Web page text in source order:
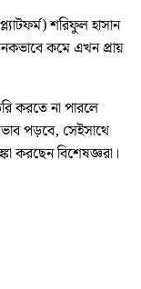
শরিফুল হাসান
কমে এখন প্রায়
করতে না পারলে
পড়বে, সেইসাথে
করছেন বিশেষজ্ঞরা।